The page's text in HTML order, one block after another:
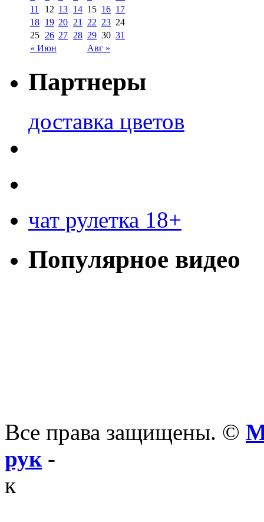
« Июн Авг »
11
12 13 14 15 16 17
18 19 20 21 22 23 24
25 26 27 28 29 30 31
Партнеры
доставка цветов
чат рулетка 18+
Популярное видео
Все права защищены. ©
рук-
к